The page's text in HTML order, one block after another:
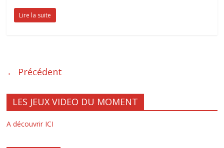
Lire la suite
← Précédent
LES JEUX VIDEO DU MOMENT
A découvrir ICI